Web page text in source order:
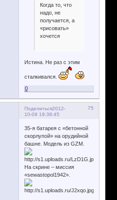
Когда то, что
надо, не
получается, а
«рисовать»
хочется
Истина. Не раз с этим
сталкивался.
0
Поделиться 75
2012-
10-09 19:38:45
35-я батарея с «бетонной
скорлупой» на орудийной
башне. Модель из GZM.
На скрине – миссия
«sewastopol1942».